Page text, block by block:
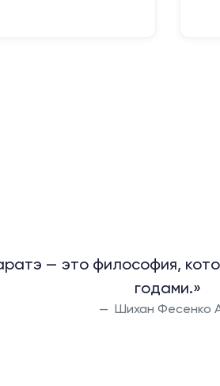
— это философия,
годами.»
Шихан Фесенко